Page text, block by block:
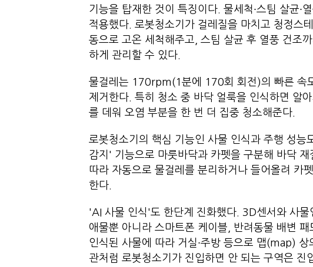
기능을 탑재한 것이 특징이다. 물세척∙스팀 살균∙
적용했다. 로봇청소기가 걸레질을 마치고 청정스
동으로 고온 세척해주고, 스팀 살균 후 열풍 건조
하게 관리할 수 있다.
물걸레는 170rpm(1분에 170회 회전)의 빠른 속
제거한다. 특히 청소 중 바닥 얼룩을 인식하면 알
를 데워 오염 부분을 한 번 더 집중 청소해준다.
로봇청소기의 핵심 기능인 사물 인식과 주행 성
감지' 기능으로 마룻바닥과 카펫을 구분해 바닥
따라 자동으로 물걸레를 분리하거나 들어올려 카
한다.
'AI 사물 인식'도 한단계 진화했다. 3D센서와 사
애물뿐 아니라 스마트폰 케이블, 반려동물 배변
인식된 사물에 따라 거실∙주방 등으로 맵(map)
관처럼 로봇청소기가 진입하면 안 되는 구역은 진